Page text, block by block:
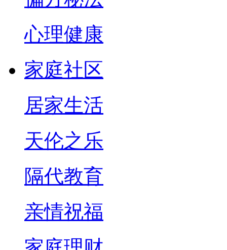
心理健康
家庭社区
居家生活
天伦之乐
隔代教育
亲情祝福